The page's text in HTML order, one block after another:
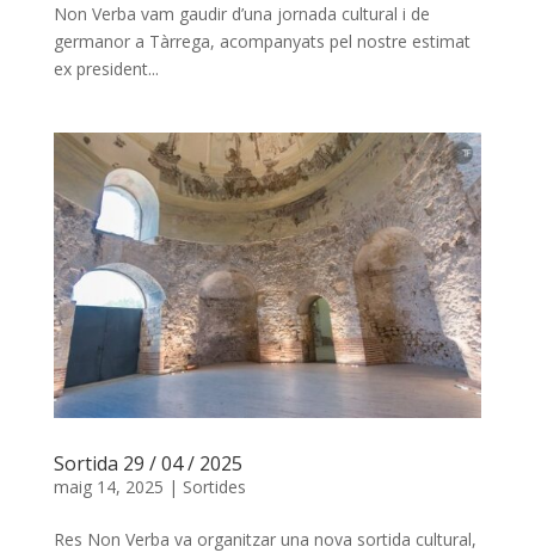
Non Verba vam gaudir d’una jornada cultural i de
germanor a Tàrrega, acompanyats pel nostre estimat
ex president...
Sortida 29 / 04 / 2025
maig 14, 2025 | Sortides
Res Non Verba va organitzar una nova sortida cultural,